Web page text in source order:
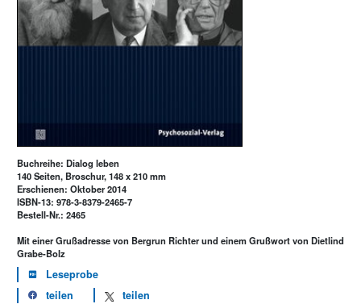
Buchreihe: Dialog leben
140 Seiten, Broschur, 148 x 210 mm
Erschienen: Oktober 2014
ISBN-13: 978-3-8379-2465-7
Bestell-Nr.: 2465
Mit einer Grußadresse von Bergrun Richter und einem Grußwort von Dietlind
Grabe-Bolz
Leseprobe
teilen
teilen